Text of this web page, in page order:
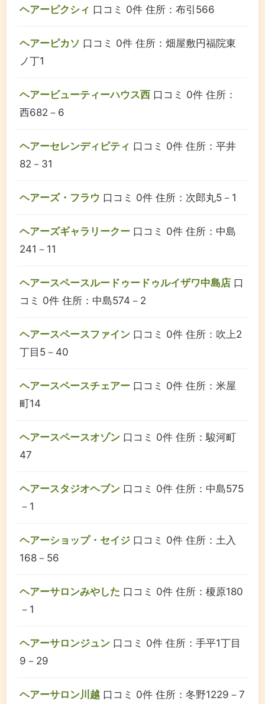
ヘアーピクシィ 口コミ 0件 住所：布引566
ヘアーピカソ 口コミ 0件 住所：畑屋敷円福院東
ノ丁1
ヘアービューティーハウス西 口コミ 0件 住所：
西682－6
ヘアーセレンディピティ 口コミ 0件 住所：平井
82－31
ヘアーズ・フラウ 口コミ 0件 住所：次郎丸5－1
ヘアーズギャラリークー 口コミ 0件 住所：中島
241－11
ヘアースペースルードゥードゥルイザワ中島店 口
コミ 0件 住所：中島574－2
ヘアースペースファイン 口コミ 0件 住所：吹上2
丁目5－40
ヘアースペースチェアー 口コミ 0件 住所：米屋
町14
ヘアースペースオゾン 口コミ 0件 住所：駿河町
47
ヘアースタジオヘブン 口コミ 0件 住所：中島575
－1
ヘアーショップ・セイジ 口コミ 0件 住所：土入
168－56
ヘアーサロンみやした 口コミ 0件 住所：榎原180
－1
ヘアーサロンジュン 口コミ 0件 住所：手平1丁目
9－29
ヘアーサロン川越 口コミ 0件 住所：冬野1229－7